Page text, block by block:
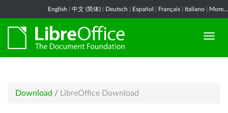
English 中文 (简体) Deutsch Español Français Italiano More...
Download / LibreOffice Download